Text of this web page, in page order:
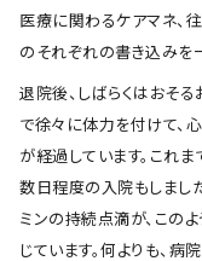
医療に関わるケアマネ、
のそれぞれの書き込みを
退院後、しばらくはおそ
で徐々に体力を付けて、
が経過しています。これ
数日程度の入院もしまし
ミンの持続点滴が、この
じています。何よりも、